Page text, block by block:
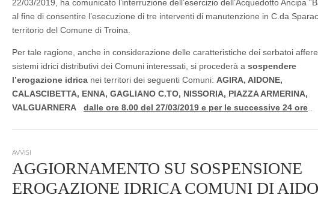
22/03/2019, ha comunicato l’interruzione dell’esercizio dell’Acquedotto Ancipa
al fine di consentire l’esecuzione di tre interventi di manutenzione in C.da
territorio del Comune di Troina.
Per tale ragione, anche in considerazione delle caratteristiche dei serbatoi
sistemi idrici distributivi dei Comuni interessati, si procederà a sospendere
l’erogazione idrica nei territori dei seguenti Comuni: AGIRA, AIDONE,
CALASCIBETTA, ENNA, GAGLIANO C.TO, NISSORIA, PIAZZA ARMERINA,
VALGUARNERA
dalle ore 8.00 del 27/03/2019 e per le successive 24 ore
AVVISI
AGGIORNAMENTO SU SOSPENSIONE
EROGAZIONE IDRICA COMUNI DI